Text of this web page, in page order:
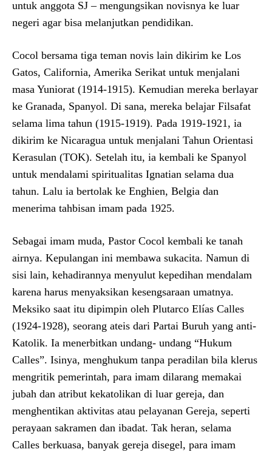
untuk anggota SJ – mengungsikan novisnya ke luar
negeri agar bisa melanjutkan pendidikan.
Cocol bersama tiga teman novis lain dikirim ke Los
Gatos, California, Amerika Serikat untuk menjalani
masa Yuniorat (1914-1915). Kemudian mereka berlayar
ke Granada, Spanyol. Di sana, mereka belajar Filsafat
selama lima tahun (1915-1919). Pada 1919-1921, ia
dikirim ke Nicaragua untuk menjalani Tahun Orientasi
Kerasulan (TOK). Setelah itu, ia kembali ke Spanyol
untuk mendalami spiritualitas Ignatian selama dua
tahun. Lalu ia bertolak ke Enghien, Belgia dan
menerima tahbisan imam pada 1925.
Sebagai imam muda, Pastor Cocol kembali ke tanah
airnya. Kepulangan ini membawa sukacita. Namun di
sisi lain, kehadirannya menyulut kepedihan mendalam
karena harus menyaksikan kesengsaraan umatnya.
Meksiko saat itu dipimpin oleh Plutarco Elías Calles
(1924-1928), seorang ateis dari Partai Buruh yang anti-
Katolik. Ia menerbitkan undang- undang “Hukum
Calles”. Isinya, menghukum tanpa peradilan bila klerus
mengritik pemerintah, para imam dilarang memakai
jubah dan atribut kekatolikan di luar gereja, dan
menghentikan aktivitas atau pelayanan Gereja, seperti
perayaan sakramen dan ibadat. Tak heran, selama
Calles berkuasa, banyak gereja disegel, para imam